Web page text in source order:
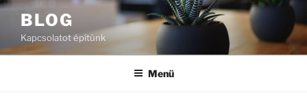
Tartalomhoz
BLOG
Kapcsolatot építünk
Menü